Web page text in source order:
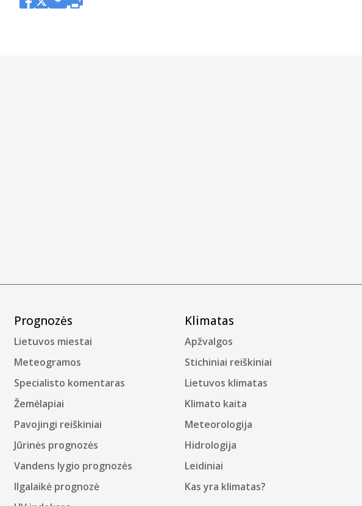
Prognozės
Lietuvos miestai
Meteogramos
Specialisto komentaras
Žemėlapiai
Pavojingi reiškiniai
Jūrinės prognozės
Vandens lygio prognozės
Ilgalaikė prognozė
Klimatas
Apžvalgos
Stichiniai reiškiniai
Lietuvos klimatas
Klimato kaita
Meteorologija
Hidrologija
Leidiniai
Kas yra klimatas?